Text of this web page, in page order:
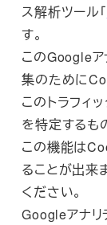
ス解析ツール「
す。
このGoogleア
集のために
このトラフィ
を特定するも
この機能は
ることが出来
ください。
Googleアナリ